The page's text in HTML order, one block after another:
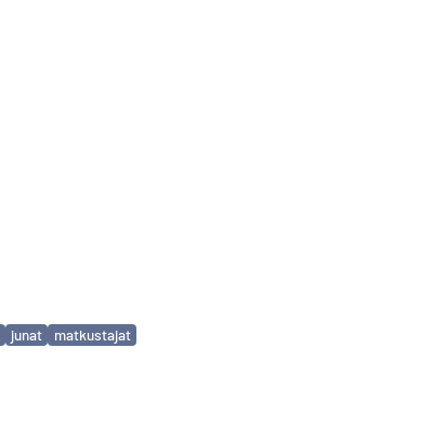
junat
matkustajat